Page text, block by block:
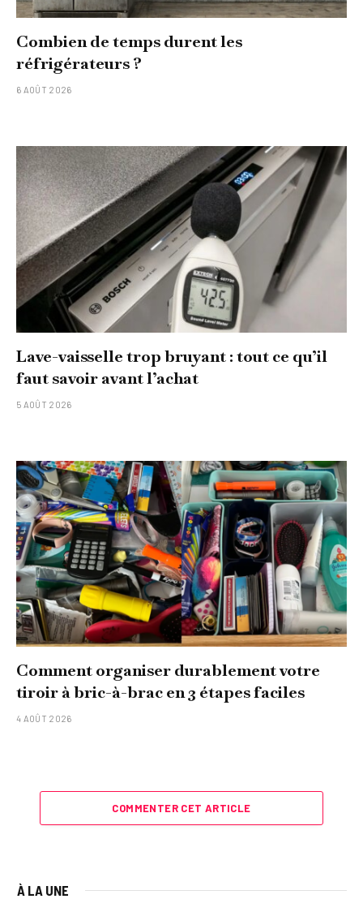
Combien de temps durent les
réfrigérateurs ?
6 AOÛT 2026
Lave-vaisselle trop bruyant : tout ce qu’il
faut savoir avant l’achat
5 AOÛT 2026
Comment organiser durablement votre
tiroir à bric-à-brac en 3 étapes faciles
4 AOÛT 2026
COMMENTER CET ARTICLE
À LA UNE